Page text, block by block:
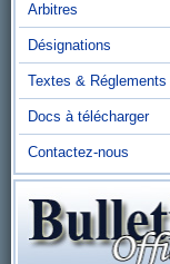
Arbitres
Désignations
Textes & Réglements
Docs à télécharger
Contactez-nous